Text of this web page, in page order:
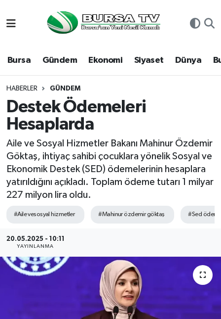
Bursa Gündem Ekonomi Siyaset Dünya
HABERLER GÜNDEM
Destek Ödemeleri
Hesaplarda
Aile ve Sosyal Hizmetler Bakanı Mahinur Özdemir
Göktaş, ihtiyaç sahibi çocuklara yönelik Sosyal ve
Ekonomik Destek (SED) ödemelerinin hesaplara
yatırıldığını açıkladı. Toplam ödeme tutarı 1 milyar
227 milyon lira oldu.
#Aile vesosyal hizmetler #Mahinur özdemir göktaş #Sed
20.05.2025 - 10:11
YAYINLANMA
Bursa
Dünya
Eğitim
Ekonomi
Genel
Gündem
Magazin
Sağlık
Siyaset
Hava Durumu
Namaz Vakitleri
Trafik Durumu
Süper Lig Puan Durumu ve Fikstür
Tüm Manşetler
Son Dakika Haberleri
Haber Arşivi